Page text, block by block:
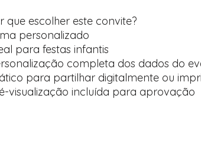
que escolher este convite?
personalizado
para festas infantis
completa dos dados do
para partilhar digitalmente ou
visualização incluída para aprovação